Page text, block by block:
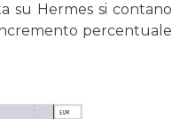
su Hermes si contano
percentuale